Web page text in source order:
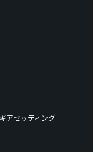
アセッティング